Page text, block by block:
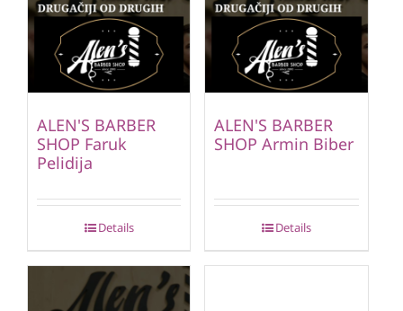
ALEN'S BARBER
SHOP Faruk
Pelidija
Details
ALEN'S BARBER
SHOP Armin Biber
Details